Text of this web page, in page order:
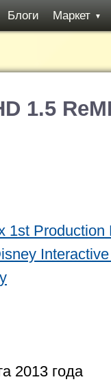
Блоги Маркет ▼
1.5
1st Production
2013 года